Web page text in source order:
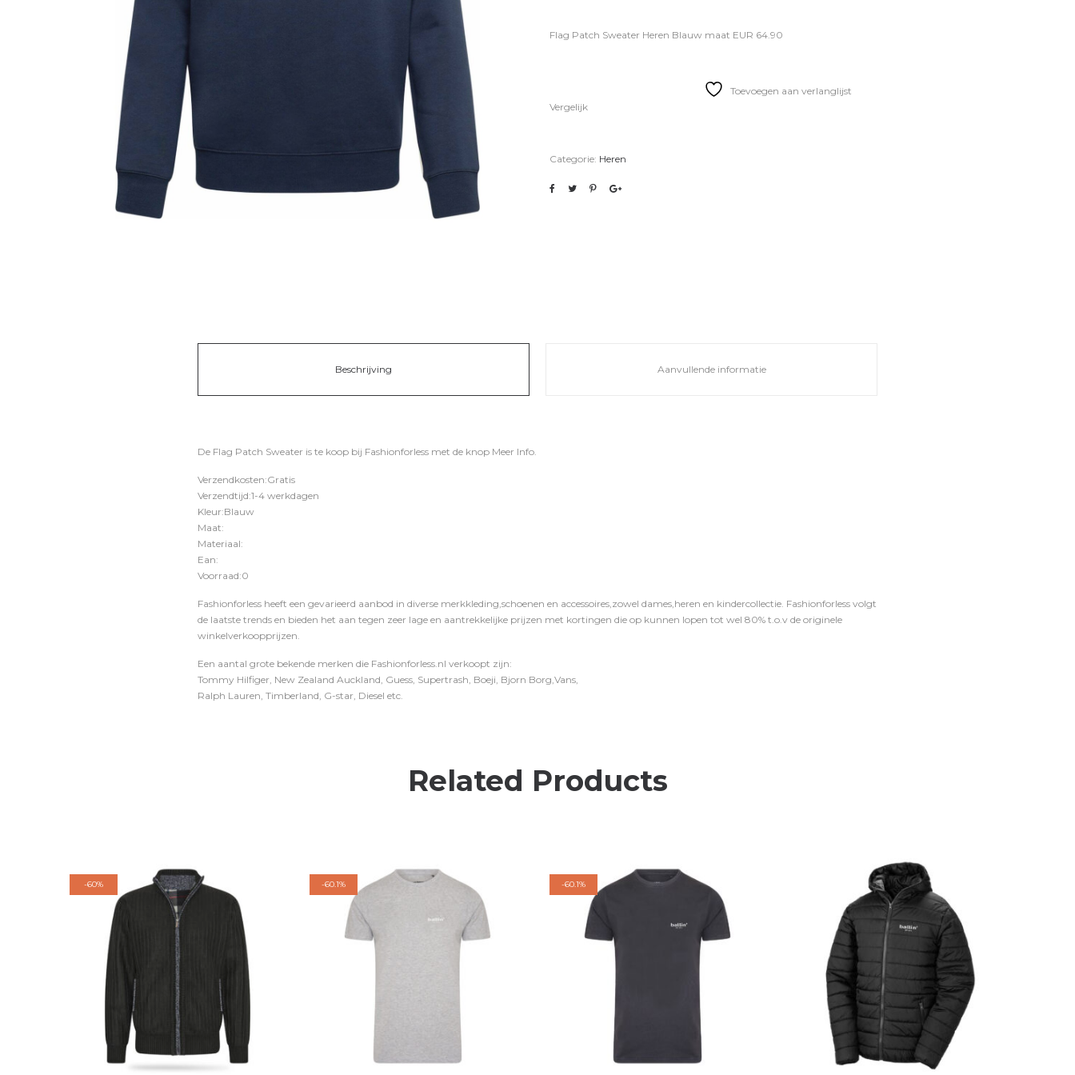
Flag Patch Sweater Heren Blauw maat EUR 64.90
Toevoegen aan verlanglijst
Vergelijk
Categorie: Heren
Beschrijving Aanvullende informatie
De Flag Patch Sweater is te koop bij Fashionforless met de knop Meer Info.
Verzendkosten:Gratis
Verzendtijd:1-4 werkdagen
Kleur:Blauw
Maat:
Materiaal:
Ean:
Voorraad:0
Fashionforless heeft een gevarieerd aanbod in diverse merkkleding,schoenen en accessoires,zowel dames,heren en kindercollectie. Fashionforless volgt
de laatste trends en bieden het aan tegen zeer lage en aantrekkelijke prijzen met kortingen die op kunnen lopen tot wel 80% t.o.v de originele
winkelverkoopprijzen.
Een aantal grote bekende merken die Fashionforless.nl verkoopt zijn:
Tommy Hilfiger, New Zealand Auckland, Guess, Supertrash, Boeji, Bjorn Borg,Vans,
Ralph Lauren, Timberland, G-star, Diesel etc.
Related Products
-60% -60.1% -60.1%